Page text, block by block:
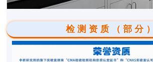
检测资质（部分）